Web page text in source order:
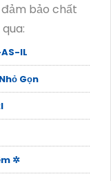
bảo chất
IL
Gọn
✲